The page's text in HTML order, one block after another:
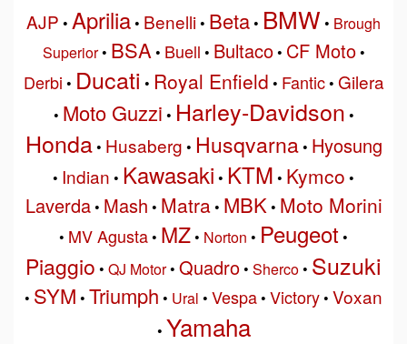
AJP • Aprilia• Benelli• Beta• BMW • Brough
Superior• BSA• Buell • Bultaco• CF Moto•
Derbi • Ducati • Royal Enfield • Fantic• Gilera
• Moto Guzzi • Harley-Davidson •
Honda• Husaberg • Husqvarna• Hyosung
• Indian • Kawasaki • KTM • Kymco •
Laverda• Mash • Matra• MBK• Moto Morini
• MV Agusta• MZ• Norton • Peugeot •
Piaggio • QJ Motor• Quadro• Sherco• Suzuki
• SYM • Triumph • Ural • Vespa• Victory• Voxan
• Yamaha